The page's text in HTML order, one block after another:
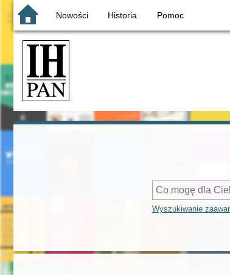
Nowości Historia Pomoc
Wyszukiwanie